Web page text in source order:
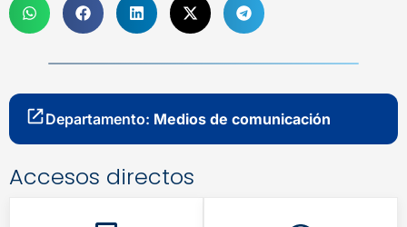
Departamento: Medios de comunicación
Accesos directos